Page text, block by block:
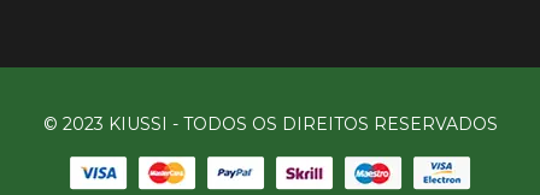
© 2023 KIUSSI - TODOS OS DIREITOS RESERVADOS